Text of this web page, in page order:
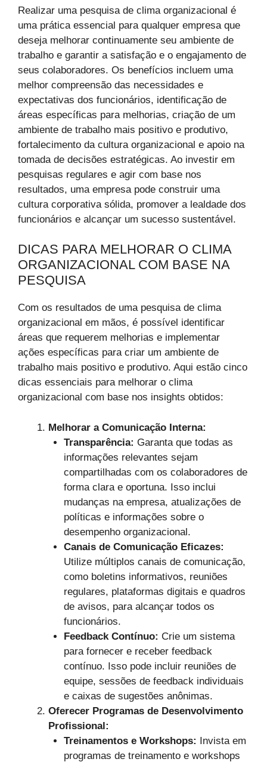
Realizar uma pesquisa de clima organizacional é
uma prática essencial para qualquer empresa que
deseja melhorar continuamente seu ambiente de
trabalho e garantir a satisfação e o engajamento de
seus colaboradores. Os benefícios incluem uma
melhor compreensão das necessidades e
expectativas dos funcionários, identificação de
áreas específicas para melhorias, criação de um
ambiente de trabalho mais positivo e produtivo,
fortalecimento da cultura organizacional e apoio na
tomada de decisões estratégicas. Ao investir em
pesquisas regulares e agir com base nos
resultados, uma empresa pode construir uma
cultura corporativa sólida, promover a lealdade dos
funcionários e alcançar um sucesso sustentável.
DICAS PARA MELHORAR O CLIMA
ORGANIZACIONAL COM BASE NA
PESQUISA
Com os resultados de uma pesquisa de clima
organizacional em mãos, é possível identificar
áreas que requerem melhorias e implementar
ações específicas para criar um ambiente de
trabalho mais positivo e produtivo. Aqui estão cinco
dicas essenciais para melhorar o clima
organizacional com base nos insights obtidos:
Melhorar a Comunicação Interna:
Transparência: Garanta que todas as
informações relevantes sejam
compartilhadas com os colaboradores de
forma clara e oportuna. Isso inclui
mudanças na empresa, atualizações de
políticas e informações sobre o
desempenho organizacional.
Canais de Comunicação Eficazes:
Utilize múltiplos canais de comunicação,
como boletins informativos, reuniões
regulares, plataformas digitais e quadros
de avisos, para alcançar todos os
funcionários.
Feedback Contínuo: Crie um sistema
para fornecer e receber feedback
contínuo. Isso pode incluir reuniões de
equipe, sessões de feedback individuais
e caixas de sugestões anônimas.
Oferecer Programas de Desenvolvimento
Profissional:
Treinamentos e Workshops: Invista em
programas de treinamento e workshops